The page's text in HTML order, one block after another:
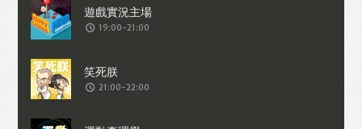
問答、爭執或與帳戶相關的物品或內
容）。 19:00-21:00
21:00-22:00